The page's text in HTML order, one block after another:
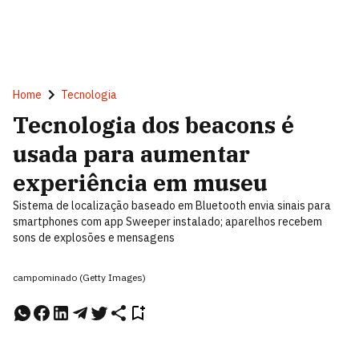
Home Tecnologia
Tecnologia dos beacons é
usada para aumentar
experiência em museu
Sistema de localização baseado em Bluetooth envia sinais para
smartphones com app Sweeper instalado; aparelhos recebem
sons de explosões e mensagens
campominado (Getty Images)